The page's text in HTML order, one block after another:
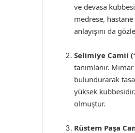
ve devasa
medrese,
anlayışını da
Selimiye Camii
tanımlanır.
bulundurarak
yüksek
olmuştur.
Rüstem Paşa